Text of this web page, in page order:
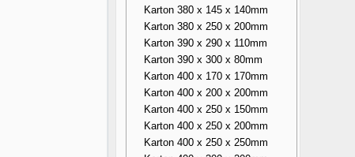
Karton 380 x 145 x 140mm
Karton 380 x 250 x 200mm
Karton 390 x 290 x 110mm
Karton 390 x 300 x 80mm
Karton 400 x 170 x 170mm
Karton 400 x 200 x 200mm
Karton 400 x 250 x 150mm
Karton 400 x 250 x 200mm
Karton 400 x 250 x 250mm